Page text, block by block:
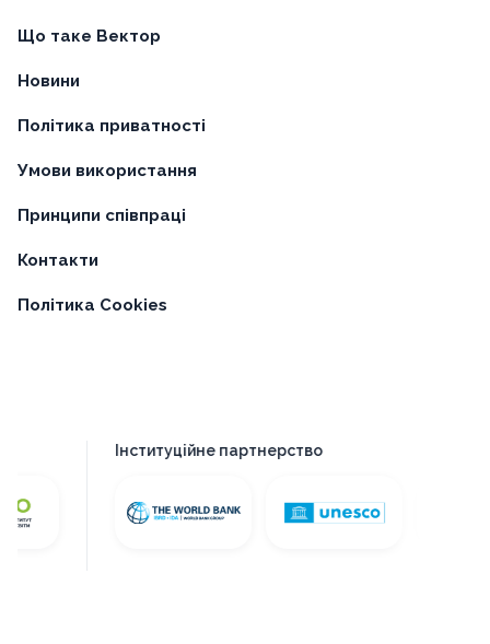
Що таке Вектор
Новини
Політика приватності
Умови використання
Принципи співпраці
Контакти
Політика Cookies
Інституційне партнерство